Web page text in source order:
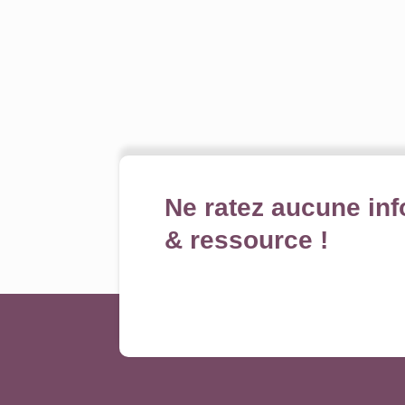
Ne ratez aucune
& ressource !